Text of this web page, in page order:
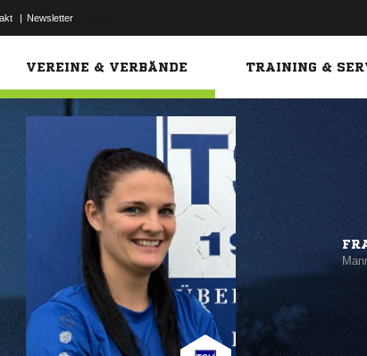
| Newsletter
VEREINE & VERBÄNDE TRAINING &